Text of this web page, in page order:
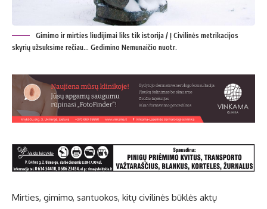
Gimimo ir mirties liudijimai liks tik istorija / Į Civilinės metrikacijos
skyrių užsuksime rečiau… Gedimino Nemunaičio nuotr.
Mirties, gimimo, santuokos, kitų civilinės būklės aktų